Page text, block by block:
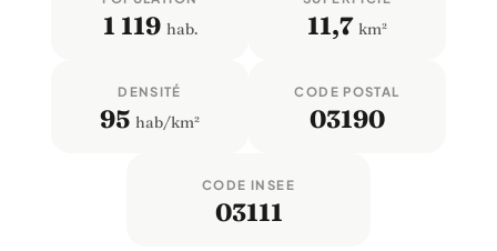
1 119 hab. 11,7 km²
DENSITÉ
95 hab/km²
CODE POSTAL
03190
CODE INSEE
03111